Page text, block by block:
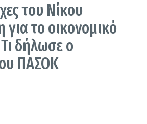
του Νίκου
το οικονομικό
δήλωσε ο
ΠΑΣΟΚ